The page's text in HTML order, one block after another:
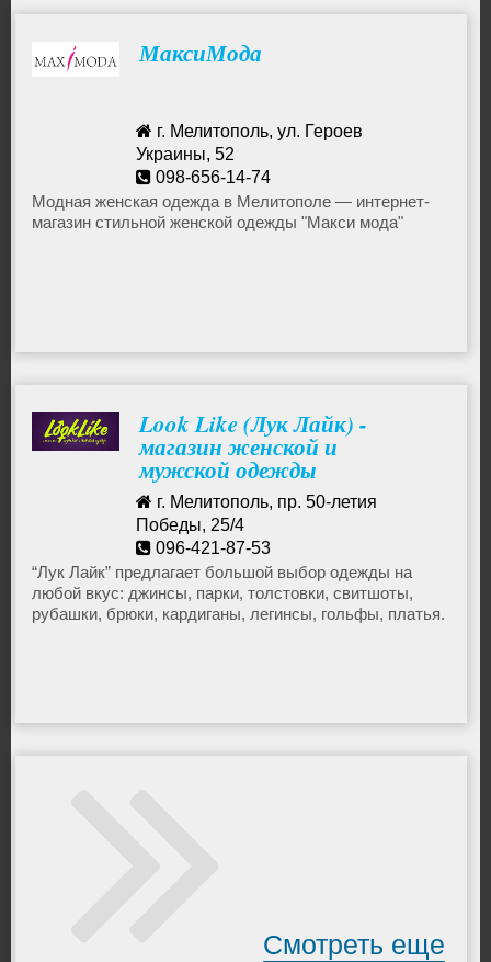
МаксиМода
г. Мелитополь, ул. Героев
Украины, 52
098-656-14-74
maxi_moda@mail.ru
Модная женская одежда в Мелитополе — интернет-
магазин стильной женской одежды "Макси мода"
Look Like (Лук Лайк) -
магазин женской и
мужской одежды
г. Мелитополь, пр. 50-летия
Победы, 25/4
096-421-87-53
2016looklike@gmail.com
“Лук Лайк” предлагает большой выбор одежды на
любой вкус: джинсы, парки, толстовки, свитшоты,
рубашки, брюки, кардиганы, легинсы, гольфы, платья.
Смотреть еще